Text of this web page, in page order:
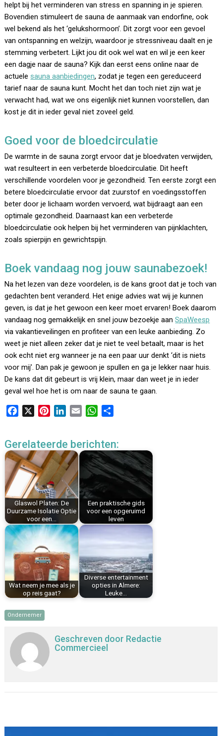
helpt bij het verminderen van stress en spanning in je spieren.
Bovendien stimuleert de sauna de aanmaak van endorfine, ook
wel bekend als het ‘gelukshormoon’. Dit zorgt voor een gevoel
van ontspanning en welzijn, waardoor je stressniveau daalt en je
stemming verbetert. Lijkt jou dit ook wel wat en wil je een keer
een dagje naar de sauna? Kijk dan eerst eens online naar de
actuele sauna aanbiedingen, zodat je tegen een gereduceerd
tarief naar de sauna kunt. Mocht het dan toch niet zijn wat je
verwacht had, wat we ons eigenlijk niet kunnen voorstellen, dan
kost je dit in ieder geval niet zoveel geld.
Goed voor de bloedcirculatie
De warmte in de sauna zorgt ervoor dat je bloedvaten verwijden,
wat resulteert in een verbeterde bloedcirculatie. Dit heeft
verschillende voordelen voor je gezondheid. Ten eerste zorgt een
betere bloedcirculatie ervoor dat zuurstof en voedingsstoffen
beter door je lichaam worden vervoerd, wat bijdraagt aan een
optimale gezondheid. Daarnaast kan een verbeterde
bloedcirculatie ook helpen bij het verminderen van pijnklachten,
zoals spierpijn en gewrichtspijn.
Boek vandaag nog jouw saunabezoek!
Na het lezen van deze voordelen, is de kans groot dat je toch van
gedachten bent veranderd. Het enige advies wat wij je kunnen
geven, is dat je het gewoon een keer moet ervaren! Boek daarom
vandaag nog gemakkelijk en snel jouw bezoekje aanSpaWeesp
via vakantieveilingen en profiteer van een leuke aanbieding. Zo
weet je niet alleen zeker dat je niet te veel betaalt, maar is het
ook echt niet erg wanneer je na een paar uur denkt ‘dit is niets
voor mij’. Dan pak je gewoon je spullen en ga je lekker naar huis.
De kans dat dit gebeurt is vrij klein, maar dan weet je in ieder
geval wel hoe het is om naar de sauna te gaan.
e
b
o
k
t
e
e
s
t
k
e
d
I
n
i
W
t
s
A
p
e
n
Gerelateerde berichten:
Glaswol Platen: De
Duurzame Isolatie Optie
voor een…
Een praktische gids
voor een opgeruimd
leven
Wat neem je mee als je
op reis gaat?
Diverse entertainment
opties in Almere:
Leuke…
Ondernemer
Geschreven door Redactie
Commercieel